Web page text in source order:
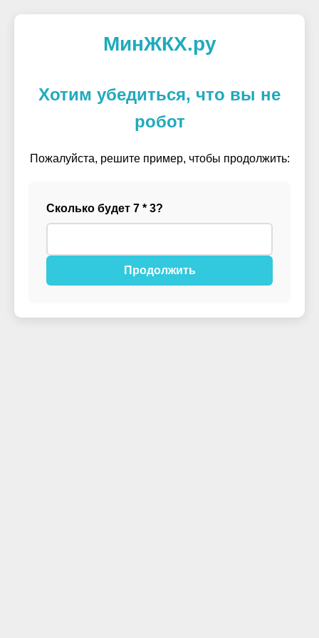
МинЖКХ.ру
Хотим убедиться, что вы не
робот
Пожалуйста, решите пример, чтобы продолжить:
Сколько будет 7 * 3?
Продолжить